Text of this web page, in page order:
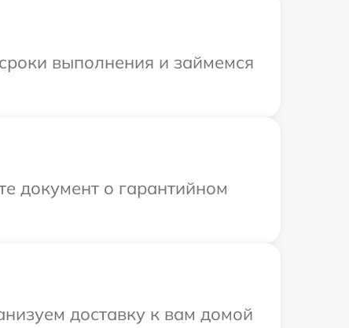
выполнения и займемся
документ о гарантийном
доставку к вам домой